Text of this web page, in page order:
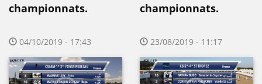
championnats.
04/10/2019 - 17:43
championnats.
23/08/2019 - 11:17